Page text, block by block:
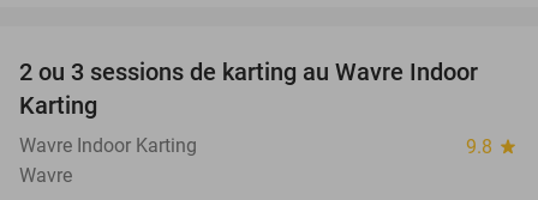
29%
2 ou 3 sessions de karting au Wavre Indoor
Karting
Wavre Indoor Karting 9.8 star
Wavre